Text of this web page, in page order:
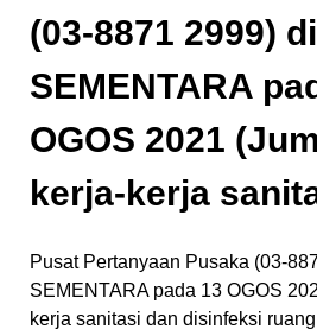
(03-8871 2999)
SEMENTARA
OGOS 2021
kerja-kerja
Pusat Pertanyaan Pusaka (03-
SEMENTARA pada 13 OGOS
kerja sanitasi dan disinfeksi